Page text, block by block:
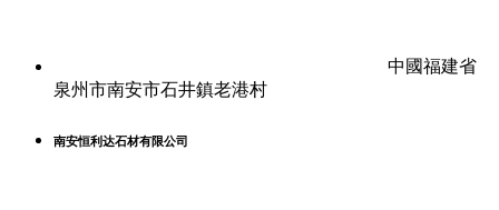
中國福建省
泉州市南安市石井鎮老港村
南安恒利达石材有限公司